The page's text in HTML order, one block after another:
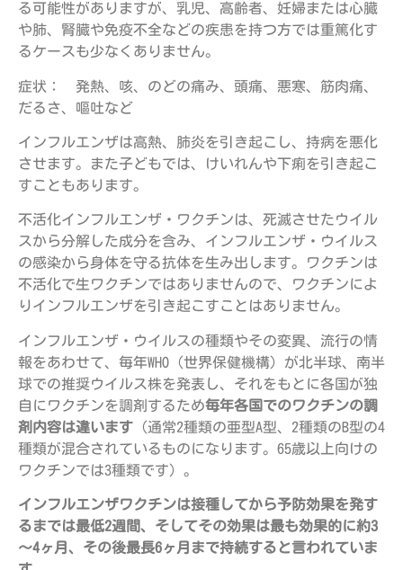
る可能性がありますが、乳児、高齢者、妊婦または心臓
や肺、腎臓や免疫不全などの疾患を持つ方では重篤化す
るケースも少なくありません。
症状： 発熱、咳、のどの痛み、頭痛、悪寒、筋肉痛、
だるさ、嘔吐など
インフルエンザは高熱、肺炎を引き起こし、持病を悪化
させます。また子どもでは、けいれんや下痢を引き起こ
すこともあります。
不活化インフルエンザ・ワクチンは、死滅させたウイル
スから分解した成分を含み、インフルエンザ・ウイルス
の感染から身体を守る抗体を生み出します。ワクチンは
不活化で生ワクチンではありませんので、ワクチンによ
りインフルエンザを引き起こすことはありません。
インフルエンザ・ウイルスの種類やその変異、流行の情
報をあわせて、毎年WHO（世界保健機構）が北半球、南半
球での推奨ウイルス株を発表し、それをもとに各国が独
自にワクチンを調剤するため毎年各国でのワクチンの調
剤内容は違います （通常2種類の亜型A型、2種類のB型の4
種類が混合されているものになります。65歳以上向けの
ワクチンでは3種類です）。
インフルエンザワクチンは接種してから予防効果を発す
るまでは最低2週間、そしてその効果は最も効果的に約3
～4ヶ月、その後最長6ヶ月まで持続すると言われていま